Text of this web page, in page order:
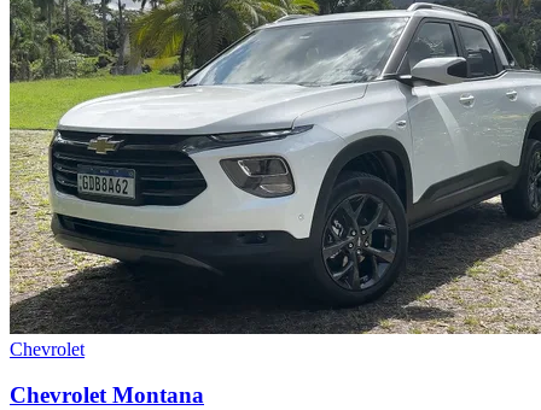
Chevrolet
Chevrolet Montana